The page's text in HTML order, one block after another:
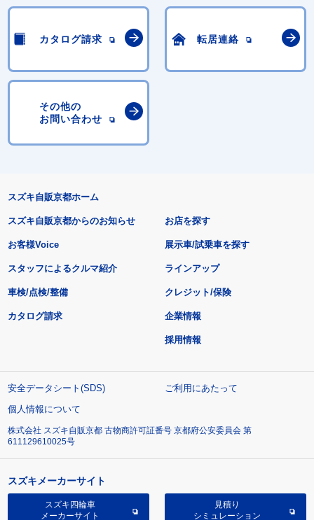
カタログ請求 転居連絡
その他の
お問い合わせ
スズキ自販京都ホーム
スズキ自販京都からのお知らせ
お客様Voice
スタッフによるクルマ紹介
お店を探す
展示車/試乗車を探す
ラインアップ
車検/点検/整備 クレジット/保険
カタログ請求 企業情報
採用情報
安全データシート(SDS)
ご利用にあたって
個人情報について
株式会社 スズキ自販京都 古物商許可証番号 京都府公安委員会 第
611129610025号
スズキメーカーサイト
スズキ四輪車
メーカーサイト
見積り
シミュレーション